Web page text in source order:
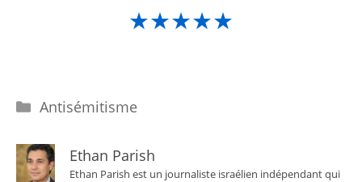
★★★★★
Catégories
Antisémitisme
Ethan Parish
Ethan Parish est un journaliste israélien indépendant qui